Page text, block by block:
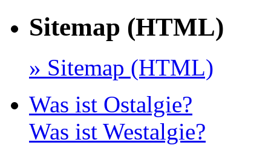
Sitemap (HTML)
» Sitemap (HTML)
Was ist Ostalgie?
Was ist Westalgie?